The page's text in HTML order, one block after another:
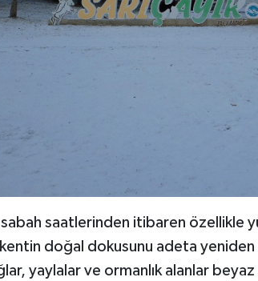
sabah saatlerinden itibaren özellikle
kentin doğal dokusunu adeta
yaylalar ve ormanlık alanlar